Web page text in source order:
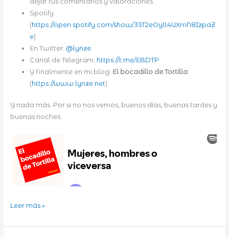
Spotify
(https://open.spotify.com/show/35T2eOylt4UXrnN8IzpaZ
e)
En Twitter: @lynze
Canal de Telegram: https://t.me/EBDTP
Y finalmente en mi blog: El bocadillo de Tortilla
(https://www.lynze.net)
Y nada más. Por si no nos vemos, buenos días, buenas tardes y
buenas noches.
Mujeres,
o
Leer más »